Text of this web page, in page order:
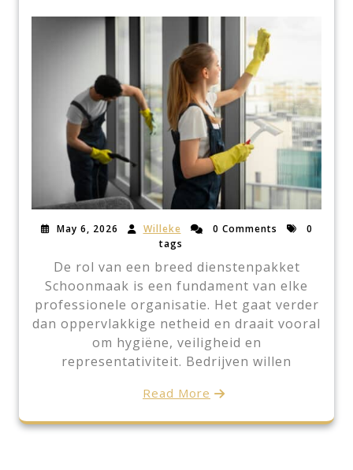
May 6, 2026 Willeke 0 Comments
0
tags
De rol van een breed dienstenpakket
Schoonmaak is een fundament van elke
professionele organisatie. Het gaat verder
dan oppervlakkige netheid en draait vooral
om hygiëne, veiligheid en
representativiteit. Bedrijven willen
Read More